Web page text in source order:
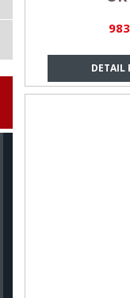
DETAIL